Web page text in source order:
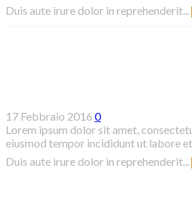
Duis aute irure dolor in reprehenderit...
17 Febbraio 2016 0
Lorem ipsum dolor sit amet,
eiusmod tempor incididunt ut labore
Duis aute irure dolor in reprehenderit...